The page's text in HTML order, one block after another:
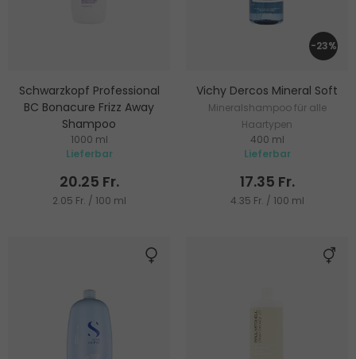
Schwarzkopf Professional
BC Bonacure Frizz Away
Shampoo
Shampoo für widerspenstiges
und frizziges Haar
1000 ml
Lieferbar
20.25 Fr.
2.05 Fr. / 100 ml
-23%
Vichy Dercos Mineral Soft
Mineralshampoo für alle
Haartypen
400 ml
Lieferbar
17.35 Fr.
4.35 Fr. / 100 ml